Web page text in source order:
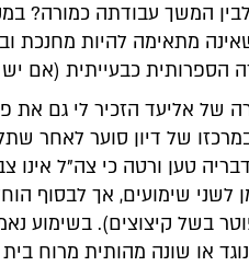
לבין המשך עבודתה כמורה?
מתאימה להיות מחנכת
הספרותית כבעייתית (אם
של אליעד הזכיר לי גם את
של דיון סוער לאחר
טען ורטה כי צה"ל אינו
לשני שימועים, אך לבסוף
פוטר בשל קיצוצים). בשימוע
או שונה מהותית מרוח